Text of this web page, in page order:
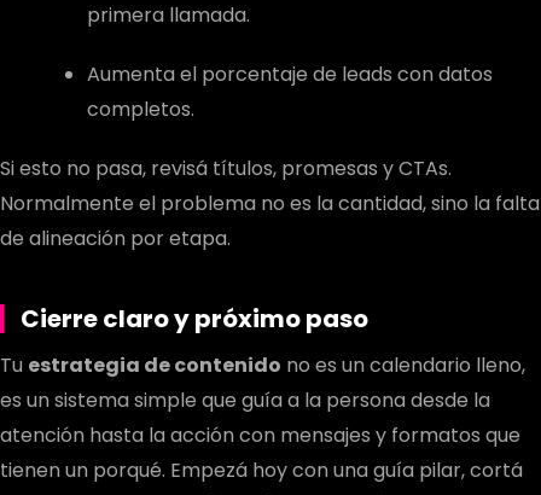
primera llamada.
Aumenta el porcentaje de leads con datos
completos.
Si esto no pasa, revisá títulos, promesas y CTAs.
Normalmente el problema no es la cantidad, sino la falta
de alineación por etapa.
Cierre claro y próximo paso
Tu estrategia de contenido no es un calendario lleno,
es un sistema simple que guía a la persona desde la
atención hasta la acción con mensajes y formatos que
tienen un porqué. Empezá hoy con una guía pilar, cortá